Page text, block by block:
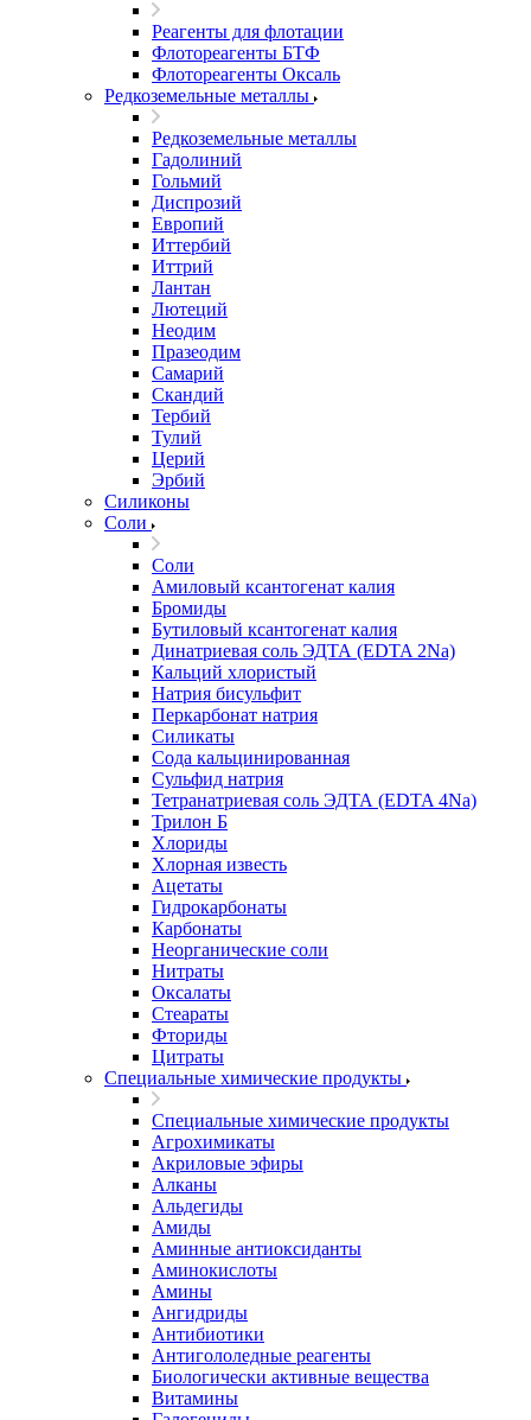
Реагенты для флотации
Флотореагенты БТФ
Флотореагенты Оксаль
Редкоземельные металлы
Редкоземельные металлы
Гадолиний
Гольмий
Диспрозий
Европий
Иттербий
Иттрий
Лантан
Лютеций
Неодим
Празеодим
Самарий
Скандий
Тербий
Тулий
Церий
Эрбий
Силиконы
Соли
Соли
Амиловый ксантогенат калия
Бромиды
Бутиловый ксантогенат калия
Динатриевая соль ЭДТА (EDTA 2Na)
Кальций хлористый
Натрия бисульфит
Перкарбонат натрия
Силикаты
Сода кальцинированная
Сульфид натрия
Тетранатриевая соль ЭДТА (EDTA 4Na)
Трилон Б
Хлориды
Хлорная известь
Ацетаты
Гидрокарбонаты
Карбонаты
Неорганические соли
Нитраты
Оксалаты
Стеараты
Фториды
Цитраты
Специальные химические продукты
Специальные химические продукты
Агрохимикаты
Акриловые эфиры
Алканы
Альдегиды
Амиды
Аминные антиоксиданты
Аминокислоты
Амины
Ангидриды
Антибиотики
Антигололедные реагенты
Биологически активные вещества
Витамины